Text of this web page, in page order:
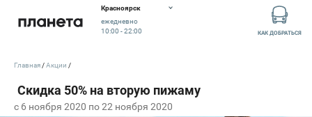
Красноярск
ежедневно
10:00 - 22:00
КАК ДОБРАТЬСЯ
c 6 ноября 2020 по 22 ноября 2020
Главная Акции